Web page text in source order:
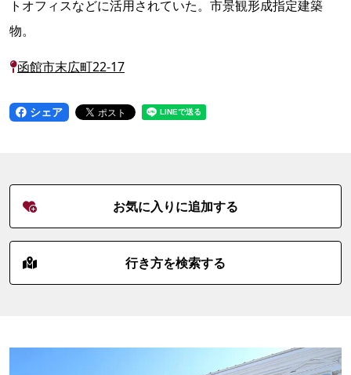
トオフィスなどに活用されていた。市景観形成指定建築
物。
函館市末広町22-17
シェア
お気に入りに追加する
行き方を検索する